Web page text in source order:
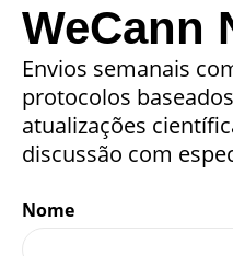
WeCann
Envios semanais
protocolos
atualizações
discussão com
Nome